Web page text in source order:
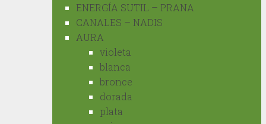
ENERGÍA SUTIL – PRANA
CANALES – NADIS
AURA
violeta
blanca
bronce
dorada
plata